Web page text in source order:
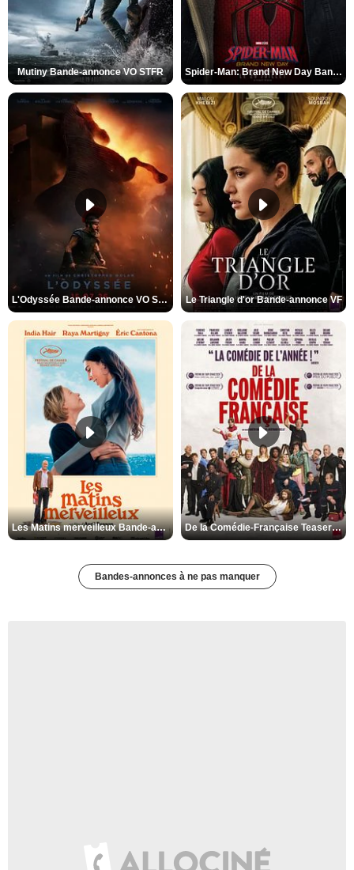
Mutiny Bande-annonce VO STFR Spider-Man: Brand New Day Bande-annonce VO STFR
L'Odyssée Bande-annonce VO STFR Le Triangle d'or Bande-annonce VF
Les Matins merveilleux Bande-annonce VF De la Comédie-Française Teaser VF
Bandes-annonces à ne pas manquer